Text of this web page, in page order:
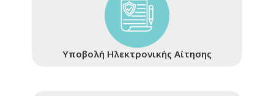
Υποβολή Ηλεκτρονικής Αίτησης